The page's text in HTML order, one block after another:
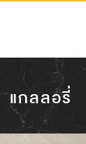
แกลลอรี่